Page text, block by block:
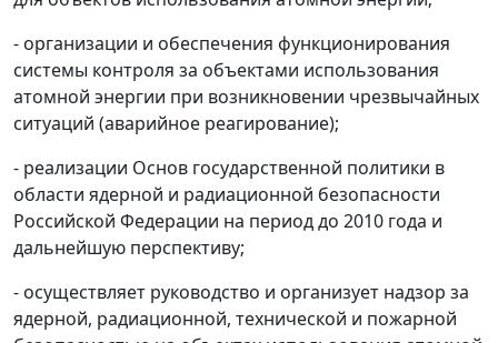
- организации и обеспечения функционирования
системы контроля за объектами использования
атомной энергии при возникновении чрезвычайных
ситуаций (аварийное реагирование);
- реализации Основ государственной политики в
области ядерной и радиационной безопасности
Российской Федерации на период до 2010 года и
дальнейшую перспективу;
- осуществляет руководство и организует надзор за
ядерной, радиационной, технической и пожарной